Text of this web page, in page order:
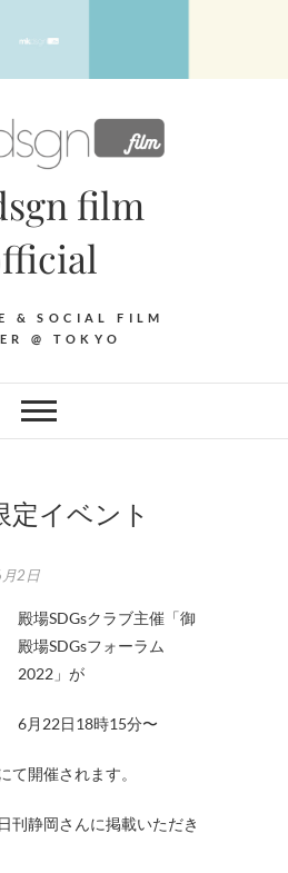
film
& SOCIAL FILM
@ TOKYO
定イベント
2日
殿場SDGsフォーラム
2022」が
6月22日18時15分〜
て開催されます。
刊静岡さんに掲載いただき